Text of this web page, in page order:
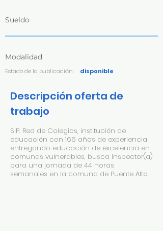
Sueldo
Modalidad
Estado de la publicación: disponible
Descripción oferta de
trabajo
SIP. Red de Colegios, institución de
educación con 166 años de experiencia
entregando educación de excelencia en
comunas vulnerables, busca Inspector(a)
para una jornada de 44 horas
semanales en la comuna de Puente Alto.